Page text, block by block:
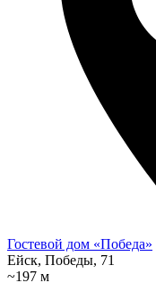
Гостевой дом «Победа»
Ейск, Победы, 71
~197 м